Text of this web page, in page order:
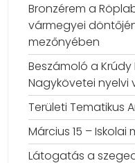
Bronzérem a
vármegyei
mezőnyében
Beszámoló a Krúdy
Nagykövetei nyelvi
Területi Tematikus
Március 15 – Iskolai
Látogatás a